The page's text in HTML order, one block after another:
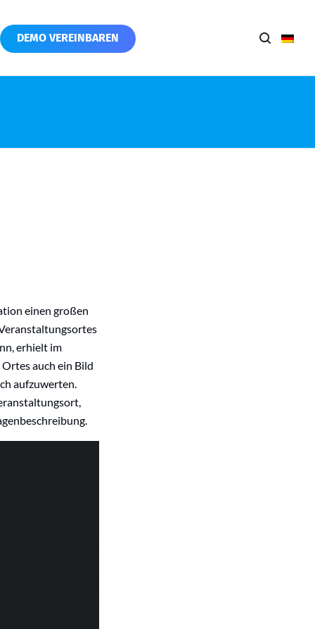
DEMO VEREINBAREN
einen großen
erhielt im
auch ein Bild
aufzuwerten.